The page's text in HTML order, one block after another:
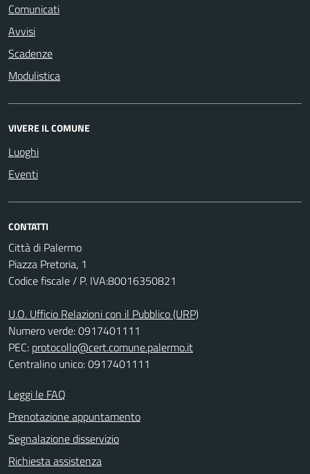
Comunicati
Avvisi
Scadenze
Modulistica
VIVERE IL COMUNE
Luoghi
Eventi
CONTATTI
Città di Palermo
Piazza Pretoria, 1
Codice fiscale / P. IVA:80016350821
U.O. Ufficio Relazioni con il Pubblico (URP)
Numero verde: 0917401111
PEC: protocollo@cert.comune.palermo.it
Centralino unico: 0917401111
Leggi le FAQ
Prenotazione appuntamento
Segnalazione disservizio
Richiesta assistenza